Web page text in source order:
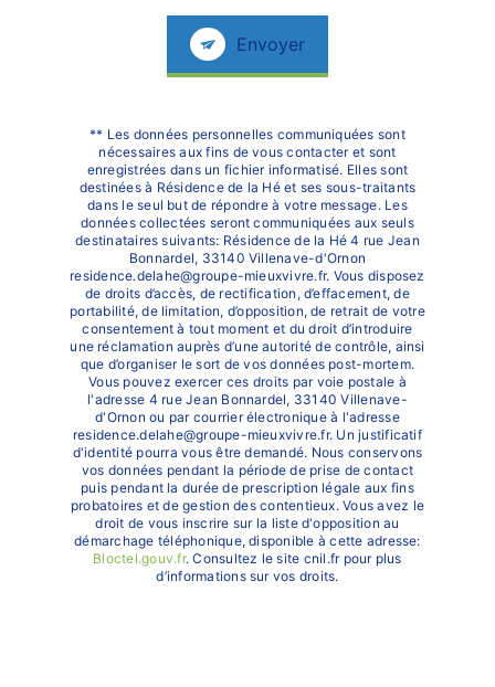
Envoyer
** Les données personnelles communiquées sont
nécessaires aux fins de vous contacter et sont
enregistrées dans un fichier informatisé. Elles sont
destinées à Résidence de la Hé et ses sous-traitants
dans le seul but de répondre à votre message. Les
données collectées seront communiquées aux seuls
destinataires suivants: Résidence de la Hé 4 rue Jean
Bonnardel, 33140 Villenave-d'Ornon
residence.delahe@groupe-mieuxvivre.fr. Vous disposez
de droits d’accès, de rectification, d’effacement, de
portabilité, de limitation, d’opposition, de retrait de votre
consentement à tout moment et du droit d’introduire
une réclamation auprès d’une autorité de contrôle, ainsi
que d’organiser le sort de vos données post-mortem.
Vous pouvez exercer ces droits par voie postale à
l'adresse 4 rue Jean Bonnardel, 33140 Villenave-
d'Ornon ou par courrier électronique à l'adresse
residence.delahe@groupe-mieuxvivre.fr. Un justificatif
d'identité pourra vous être demandé. Nous conservons
vos données pendant la période de prise de contact
puis pendant la durée de prescription légale aux fins
probatoires et de gestion des contentieux. Vous avez le
droit de vous inscrire sur la liste d'opposition au
démarchage téléphonique, disponible à cette adresse:
Bloctel.gouv.fr. Consultez le site cnil.fr pour plus
d’informations sur vos droits.